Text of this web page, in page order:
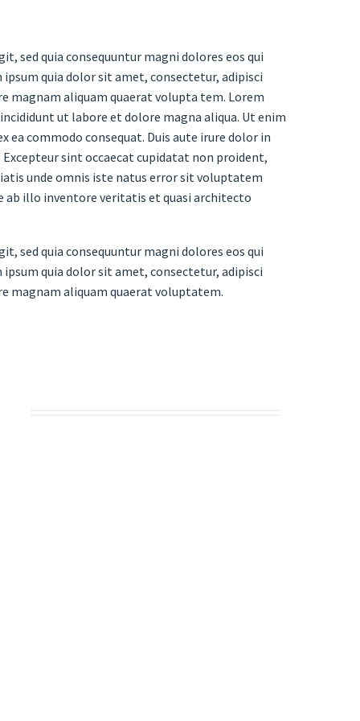
sed quia consequuntur magni dolores eos qui
quia dolor sit amet, consectetur, adipisci
magnam aliquam quaerat volupta tem. Lorem
ut labore et dolore magna aliqua. Ut enim
commodo consequat. Duis aute irure dolor in
sint occaecat cupidatat non proident,
unde omnis iste natus error sit voluptatem
ab illo inventore veritatis et quasi architecto
sed quia consequuntur magni dolores eos qui
quia dolor sit amet, consectetur, adipisci
magnam aliquam quaerat voluptatem.